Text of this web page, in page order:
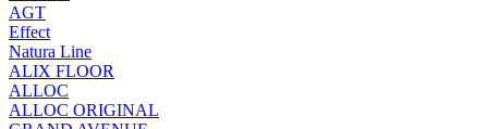
AGT
Effect
Natura Line
ALIX FLOOR
ALLOC
ALLOC ORIGINAL